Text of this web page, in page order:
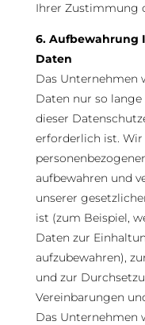
Ihrer Zustimmung
6. Aufbewahrung
Daten
Das Unternehmen
Daten nur so
dieser
erforderlich ist. Wir
aufbewahren und
unserer
ist (zum Beispiel,
Daten zur
aufzubewahren),
und zur
Vereinbarungen
Das Unternehmen